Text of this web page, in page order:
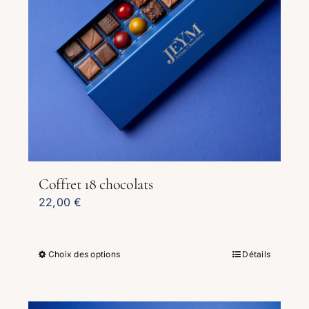
Coffret 18 chocolats
22,00€
Choix des optionsCe
Détails